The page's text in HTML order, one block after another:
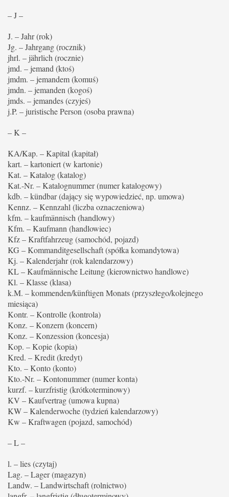
– J –
J. – Jahr (rok)
Jg. – Jahrgang (rocznik)
jhrl. – jährlich (rocznie)
jmd. – jemand (ktoś)
jmdm. – jemandem (komuś)
jmdn. – jemanden (kogoś)
jmds. – jemandes (czyjeś)
j.P. – juristische Person (osoba prawna)
– K –
KA/Kap. – Kapital (kapitał)
kart. – kartoniert (w kartonie)
Kat. – Katalog (katalog)
Kat.-Nr. – Katalognummer (numer katalogowy)
kdb. – kündbar (dający się wypowiedzieć, np. umowa)
Kennz. – Kennzahl (liczba oznaczeniowa)
kfm. – kaufmännisch (handlowy)
Kfm. – Kaufmann (handlowiec)
Kfz – Kraftfahrzeug (samochód, pojazd)
KG – Kommanditgesellschaft (spółka komandytowa)
Kj. – Kalenderjahr (rok kalendarzowy)
KL – Kaufmännische Leitung (kierownictwo handlowe)
Kl. – Klasse (klasa)
k.M. – kommenden/künftigen Monats (przyszłego/kolejnego
miesiąca)
Kontr. – Kontrolle (kontrola)
Konz. – Konzern (koncern)
Konz. – Konzession (koncesja)
Kop. – Kopie (kopia)
Kred. – Kredit (kredyt)
Kto. – Konto (konto)
Kto.-Nr. – Kontonummer (numer konta)
kurzf. – kurzfristig (krótkoterminowy)
KV – Kaufvertrag (umowa kupna)
KW – Kalenderwoche (tydzień kalendarzowy)
Kw – Kraftwagen (pojazd, samochód)
– L –
l. – lies (czytaj)
Lag. – Lager (magazyn)
Landw. – Landwirtschaft (rolnictwo)